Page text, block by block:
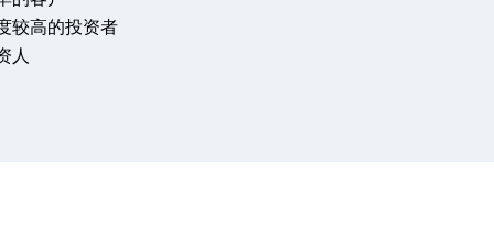
较高的投资者
人